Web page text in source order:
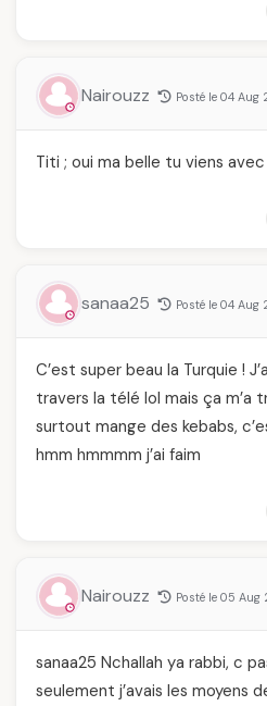
Nairouzz Posté le 04 Aug
Titi ; oui ma belle tu viens avec
sanaa25 Posté le 04 Aug
C’est super beau la Turquie !
travers la télé lol mais ça m’a
surtout mange des kebabs,
hmm hmmmm j’ai faim
Nairouzz Posté le 05 Aug
sanaa25 Nchallah ya rabbi, c
seulement j’avais les moyens